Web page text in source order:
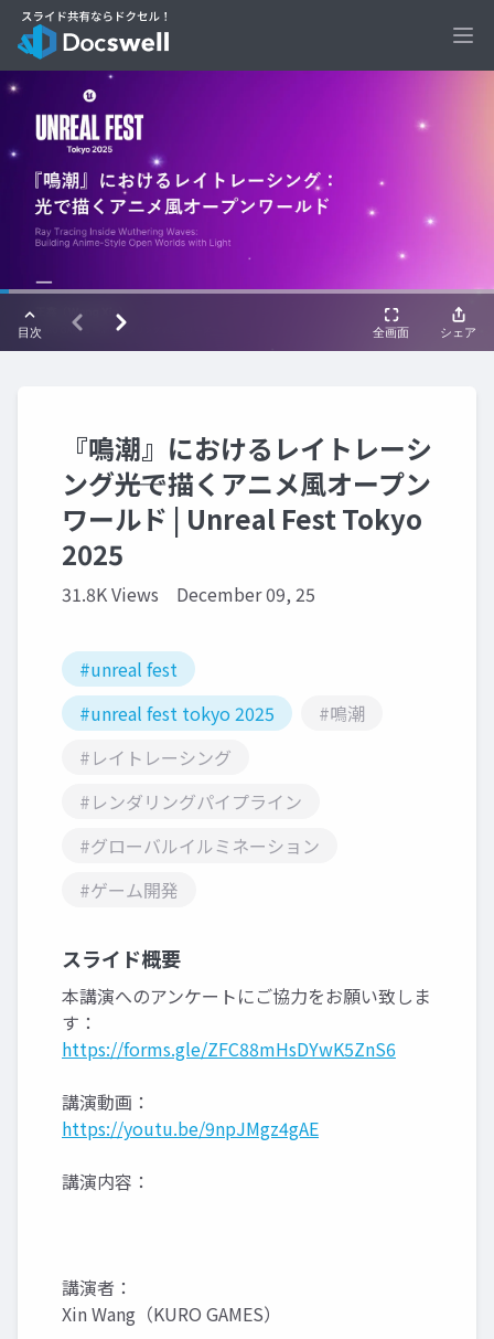
『鳴潮』におけるレイトレーシ
ング――光で描くアニメ風オープン
ワールド | Unreal Fest Tokyo
2025
31.8K Views December 09, 25
#unreal fest
#unreal fest tokyo 2025
#鳴潮
#レイトレーシング
#レンダリングパイプライン
#グローバルイルミネーション
#ゲーム開発
スライド概要
本講演へのアンケートにご協力をお願い致しま
す：
https://forms.gle/ZFC88mHsDYwK5ZnS6
講演動画：
https://youtu.be/9npJMgz4gAE
講演内容：
講演者：
Xin Wang（KURO GAMES）